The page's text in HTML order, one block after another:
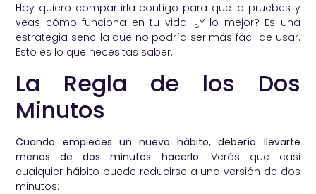
Hoy quiero compartirla contigo para que la pruebes y
veas cómo funciona en tu vida. ¿Y lo mejor? Es una
estrategia sencilla que no podría ser más fácil de usar.
Esto es lo que necesitas saber…
La Regla de los Dos
Minutos
Cuando empieces un nuevo hábito, debería llevarte
menos de dos minutos hacerlo. Verás que casi
cualquier hábito puede reducirse a una versión de dos
minutos: